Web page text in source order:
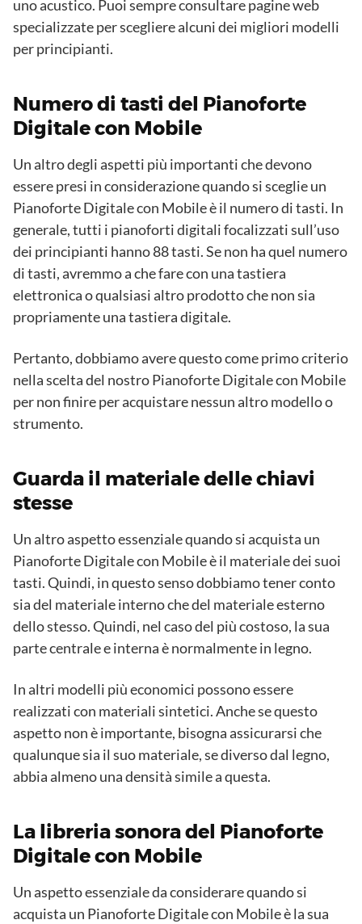
uno acustico. Puoi sempre consultare pagine web
specializzate per scegliere alcuni dei migliori modelli
per principianti.
Numero di tasti del Pianoforte
Digitale con Mobile
Un altro degli aspetti più importanti che devono
essere presi in considerazione quando si sceglie un
Pianoforte Digitale con Mobile è il numero di tasti. In
generale, tutti i pianoforti digitali focalizzati sull’uso
dei principianti hanno 88 tasti. Se non ha quel numero
di tasti, avremmo a che fare con una tastiera
elettronica o qualsiasi altro prodotto che non sia
propriamente una tastiera digitale.
Pertanto, dobbiamo avere questo come primo criterio
nella scelta del nostro Pianoforte Digitale con Mobile
per non finire per acquistare nessun altro modello o
strumento.
Guarda il materiale delle chiavi
stesse
Un altro aspetto essenziale quando si acquista un
Pianoforte Digitale con Mobile è il materiale dei suoi
tasti. Quindi, in questo senso dobbiamo tener conto
sia del materiale interno che del materiale esterno
dello stesso. Quindi, nel caso del più costoso, la sua
parte centrale e interna è normalmente in legno.
In altri modelli più economici possono essere
realizzati con materiali sintetici. Anche se questo
aspetto non è importante, bisogna assicurarsi che
qualunque sia il suo materiale, se diverso dal legno,
abbia almeno una densità simile a questa.
La libreria sonora del Pianoforte
Digitale con Mobile
Un aspetto essenziale da considerare quando si
acquista un Pianoforte Digitale con Mobile è la sua